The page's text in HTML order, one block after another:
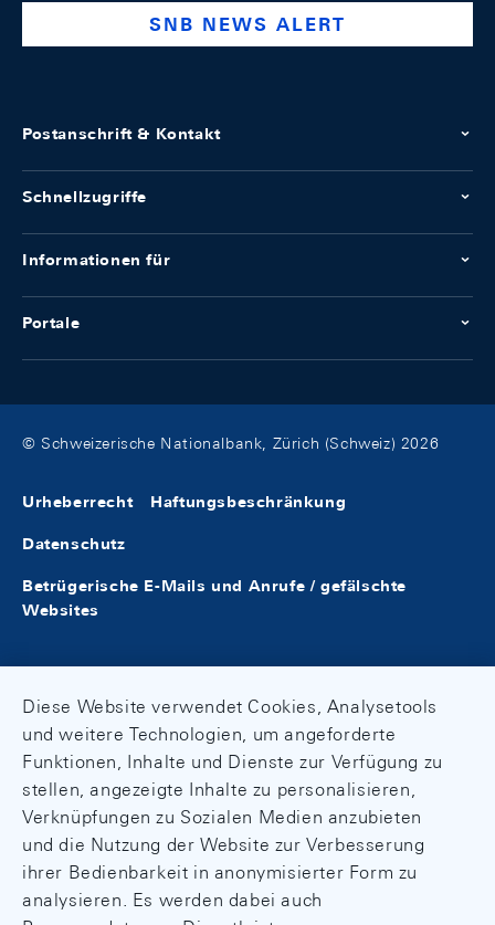
SNB NEWS ALERT
Postanschrift & Kontakt
Schnellzugriffe
Informationen für
Portale
© Schweizerische Nationalbank, Zürich (Schweiz) 2026
Urheberrecht Haftungsbeschränkung
Datenschutz
Betrügerische E-Mails und Anrufe / gefälschte
Websites
Diese Website verwendet Cookies, Analysetools
und weitere Technologien, um angeforderte
Funktionen, Inhalte und Dienste zur Verfügung zu
stellen, angezeigte Inhalte zu personalisieren,
Verknüpfungen zu Sozialen Medien anzubieten
und die Nutzung der Website zur Verbesserung
ihrer Bedienbarkeit in anonymisierter Form zu
analysieren. Es werden dabei auch